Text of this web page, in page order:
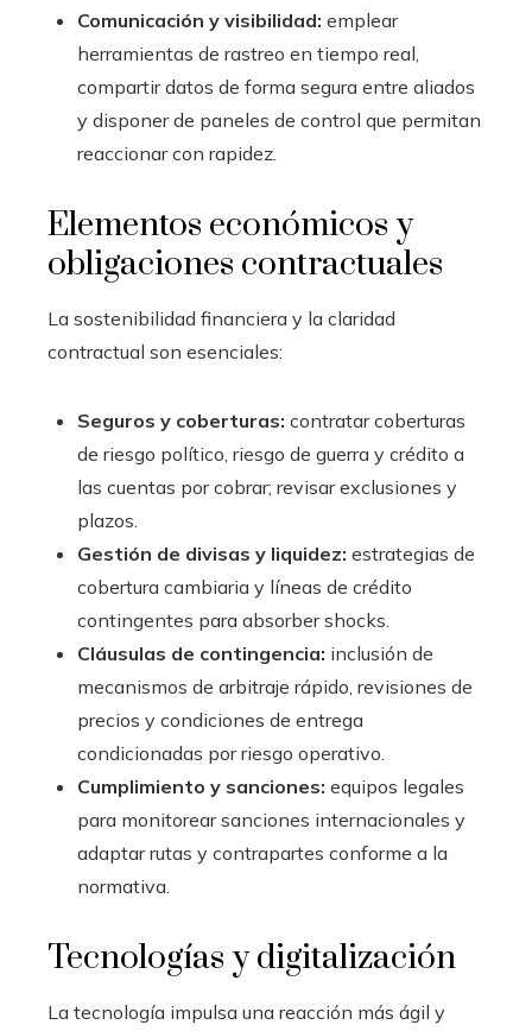
Comunicación y visibilidad: emplear
herramientas de rastreo en tiempo real,
compartir datos de forma segura entre aliados
y disponer de paneles de control que permitan
reaccionar con rapidez.
Elementos económicos y
obligaciones contractuales
La sostenibilidad financiera y la claridad
contractual son esenciales:
Seguros y coberturas: contratar coberturas
de riesgo político, riesgo de guerra y crédito a
las cuentas por cobrar; revisar exclusiones y
plazos.
Gestión de divisas y liquidez: estrategias de
cobertura cambiaria y líneas de crédito
contingentes para absorber shocks.
Cláusulas de contingencia: inclusión de
mecanismos de arbitraje rápido, revisiones de
precios y condiciones de entrega
condicionadas por riesgo operativo.
Cumplimiento y sanciones: equipos legales
para monitorear sanciones internacionales y
adaptar rutas y contrapartes conforme a la
normativa.
Tecnologías y digitalización
La tecnología impulsa una reacción más ágil y